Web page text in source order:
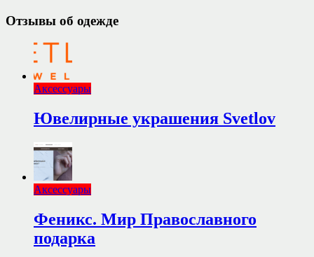
Отзывы об одежде
Аксессуары
Ювелирные украшения Svetlov
Аксессуары
Феникс. Мир Православного
подарка